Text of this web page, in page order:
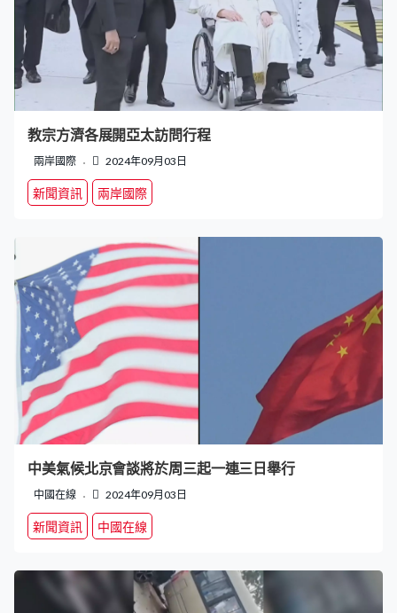
教宗方濟各展開亞太訪問行程
兩岸國際 2024年09月03日
新聞資訊 兩岸國際
中美氣候北京會談將於周三起一連三日舉行
中國在線 2024年09月03日
新聞資訊 中國在線